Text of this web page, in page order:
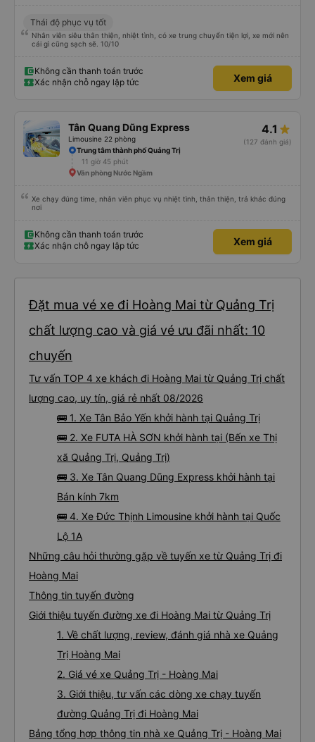
Thái độ phục vụ tốt
Nhân viên siêu thân thiện, nhiệt tình, có xe trung chuyển tiện lợi, xe mới nên
cái gì cũng sạch sẽ. 10/10
Không cần thanh toán trước
Xác nhận chỗ ngay lập tức
Xem giá
Tân Quang Dũng Express
Limousine 22 phòng
4.1
(127 đánh giá)
Trung tâm thành phố Quảng Trị
11 giờ 45 phút
Văn phòng Nước Ngầm
Xe chạy đúng time, nhân viên phục vụ nhiệt tình, thân thiện, trả khác đúng
nơi
Không cần thanh toán trước
Xác nhận chỗ ngay lập tức
Xem giá
Đặt mua vé xe đi Hoàng Mai từ Quảng Trị
chất lượng cao và giá vé ưu đãi nhất: 10
chuyến
Tư vấn TOP 4 xe khách đi Hoàng Mai từ Quảng Trị chất
lượng cao, uy tín, giá rẻ nhất 08/2026
🚌 1. Xe Tân Bảo Yến khởi hành tại Quảng Trị
🚌 2. Xe FUTA HÀ SƠN khởi hành tại (Bến xe Thị
xã Quảng Trị, Quảng Trị)
🚌 3. Xe Tân Quang Dũng Express khởi hành tại
Bán kính 7km
🚌 4. Xe Đức Thịnh Limousine khởi hành tại Quốc
Lộ 1A
Những câu hỏi thường gặp về tuyến xe từ Quảng Trị đi
Hoàng Mai
Thông tin tuyến đường
Giới thiệu tuyến đường xe đi Hoàng Mai từ Quảng Trị
1. Về chất lượng, review, đánh giá nhà xe Quảng
Trị Hoàng Mai
2. Giá vé xe Quảng Trị - Hoàng Mai
3. Giới thiệu, tư vấn các dòng xe chạy tuyến
đường Quảng Trị đi Hoàng Mai
Bảng tổng hợp thông tin nhà xe Quảng Trị - Hoàng Mai